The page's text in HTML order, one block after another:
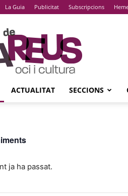
La Guia Publicitat Subscripcions
La
Guia
De
Reus
ACTUALITAT SECCIONS
ja ha passat.